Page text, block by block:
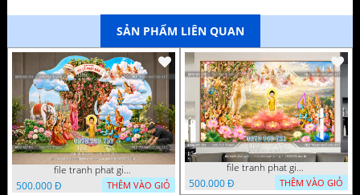
SẢN PHẨM LIÊN QUAN
file tranh phat giao tach lop mo hinh vuon lam ty ni 16052026 dao
500.000 Đ
THÊM VÀO GIỎ
file tranh phat giao le phat dan vuon lam ty ni 05052026 dao t6
500.000 Đ
THÊM VÀO GIỎ